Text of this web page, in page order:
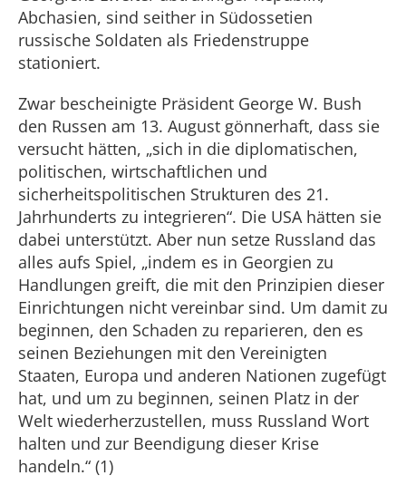
Abchasien, sind seither in Südossetien
russische Soldaten als Friedenstruppe
stationiert.
Zwar bescheinigte Präsident George W. Bush
den Russen am 13. August gönnerhaft, dass sie
versucht hätten, „sich in die diplomatischen,
politischen, wirtschaftlichen und
sicherheitspolitischen Strukturen des 21.
Jahrhunderts zu integrieren“. Die USA hätten sie
dabei unterstützt. Aber nun setze Russland das
alles aufs Spiel, „indem es in Georgien zu
Handlungen greift, die mit den Prinzipien dieser
Einrichtungen nicht vereinbar sind. Um damit zu
beginnen, den Schaden zu reparieren, den es
seinen Beziehungen mit den Vereinigten
Staaten, Europa und anderen Nationen zugefügt
hat, und um zu beginnen, seinen Platz in der
Welt wiederherzustellen, muss Russland Wort
halten und zur Beendigung dieser Krise
handeln.“ (1)